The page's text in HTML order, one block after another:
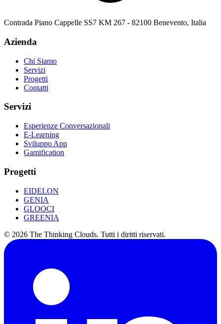
Contrada Piano Cappelle SS7 KM 267 - 82100 Benevento, Italia
Azienda
Chi Siamo
Servizi
Progetti
Contatti
Servizi
Esperienze Conversazionali
E-Learning
Sviluppo App
Gamification
Progetti
EIDELON
GENIA
GLOOCI
GREENIA
© 2026 The Thinking Clouds. Tutti i diritti riservati.